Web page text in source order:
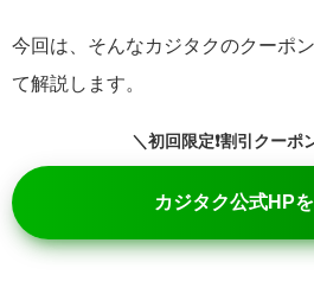
今回は、そんなカジタクのクーポ
て解説します。
＼初回限定❗割引クーポ
カジタク公式HP